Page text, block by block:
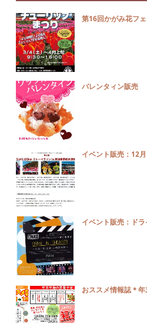
第16回かがみ花フ
バレンタィン販売
イベント販売：12
イベント販売：ド
おススメ情報誌＊年